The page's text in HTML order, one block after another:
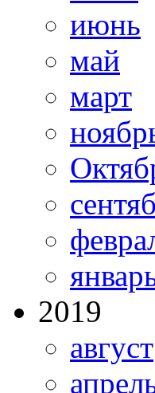
июнь
май
март
2019
август